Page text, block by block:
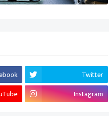
Twitter
Instagram